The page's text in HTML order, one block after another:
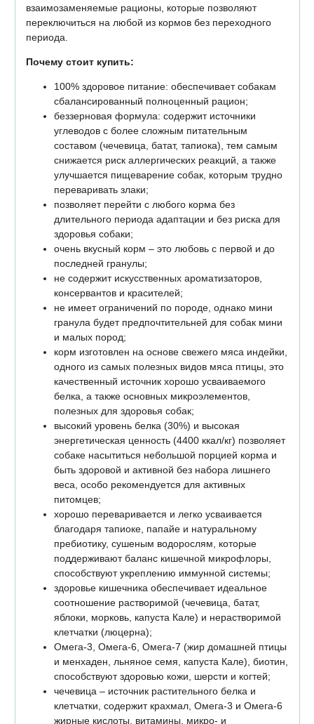
взаимозаменяемые рационы, которые позволяют
переключиться на любой из кормов без переходного
периода.
Почему стоит купить:
100% здоровое питание: обеспечивает собакам
сбалансированный полноценный рацион;
беззерновая формула: содержит источники
углеводов с более сложным питательным
составом (чечевица, батат, тапиока), тем самым
снижается риск аллергических реакций, а также
улучшается пищеварение собак, которым трудно
переваривать злаки;
позволяет перейти с любого корма без
длительного периода адаптации и без риска для
здоровья собаки;
очень вкусный корм – это любовь с первой и до
последней гранулы;
не содержит искусственных ароматизаторов,
консервантов и красителей;
не имеет ограничений по породе, однако мини
гранула будет предпочтительней для собак мини
и малых пород;
корм изготовлен на основе свежего мяса индейки,
одного из самых полезных видов мяса птицы, это
качественный источник хорошо усваиваемого
белка, а также основных микроэлементов,
полезных для здоровья собак;
высокий уровень белка (30%) и высокая
энергетическая ценность (4400 ккал/кг) позволяет
собаке насытиться небольшой порцией корма и
быть здоровой и активной без набора лишнего
веса, особо рекомендуется для активных
питомцев;
хорошо переваривается и легко усваивается
благодаря тапиоке, папайе и натуральному
пребиотику, сушеным водорослям, которые
поддерживают баланс кишечной микрофлоры,
способствуют укреплению иммунной системы;
здоровье кишечника обеспечивает идеальное
соотношение растворимой (чечевица, батат,
яблоки, морковь, капуста Кале) и нерастворимой
клетчатки (люцерна);
Омега-3, Омега-6, Омега-7 (жир домашней птицы
и менхаден, льняное семя, капуста Кале), биотин,
способствуют здоровью кожи, шерсти и когтей;
чечевица – источник растительного белка и
клетчатки, содержит крахмал, Омега-3 и Омега-6
жирные кислоты, витамины, микро- и